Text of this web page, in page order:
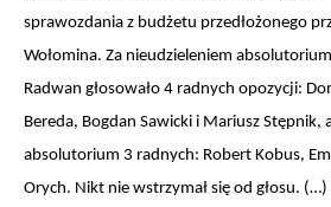
sprawozdania z budżetu przedłożonego
Wołomina. Za nieudzieleniem
Radwan głosowało 4 radnych opozycji:
Bereda, Bogdan Sawicki i Mariusz Stępnik,
absolutorium 3 radnych: Robert Kobus,
Orych. Nikt nie wstrzymał się od głosu. (…)